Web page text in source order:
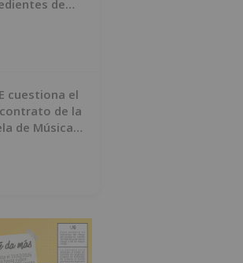
de
cuestiona el
de la
de Música